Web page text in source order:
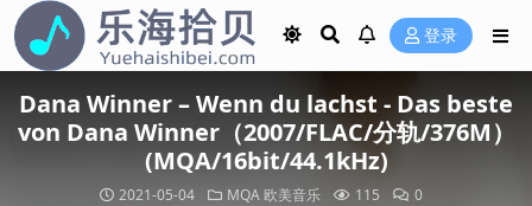
登录
Dana Winner – Wenn du lachst - Das beste
von Dana Winner（2007/FLAC/分轨/376M）
(MQA/16bit/44.1kHz)
2021-05-04 MQA欧美音乐 115 0